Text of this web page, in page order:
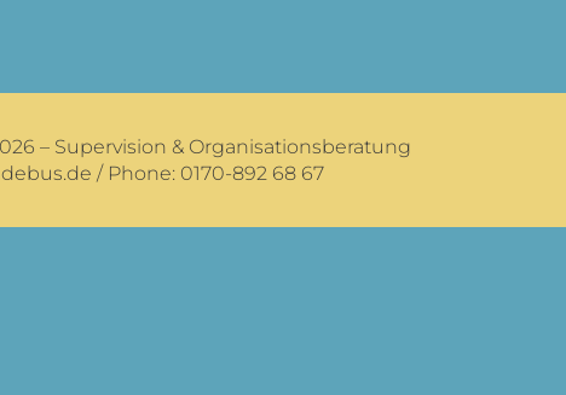
– Supervision & Organisationsberatung
/ Phone: 0170-892 68 67